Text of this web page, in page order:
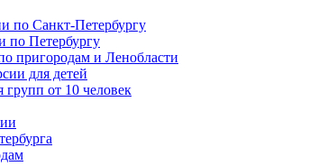
по Санкт-Петербургу
по Петербургу
пригородам и Ленобласти
для детей
групп от 10 человек